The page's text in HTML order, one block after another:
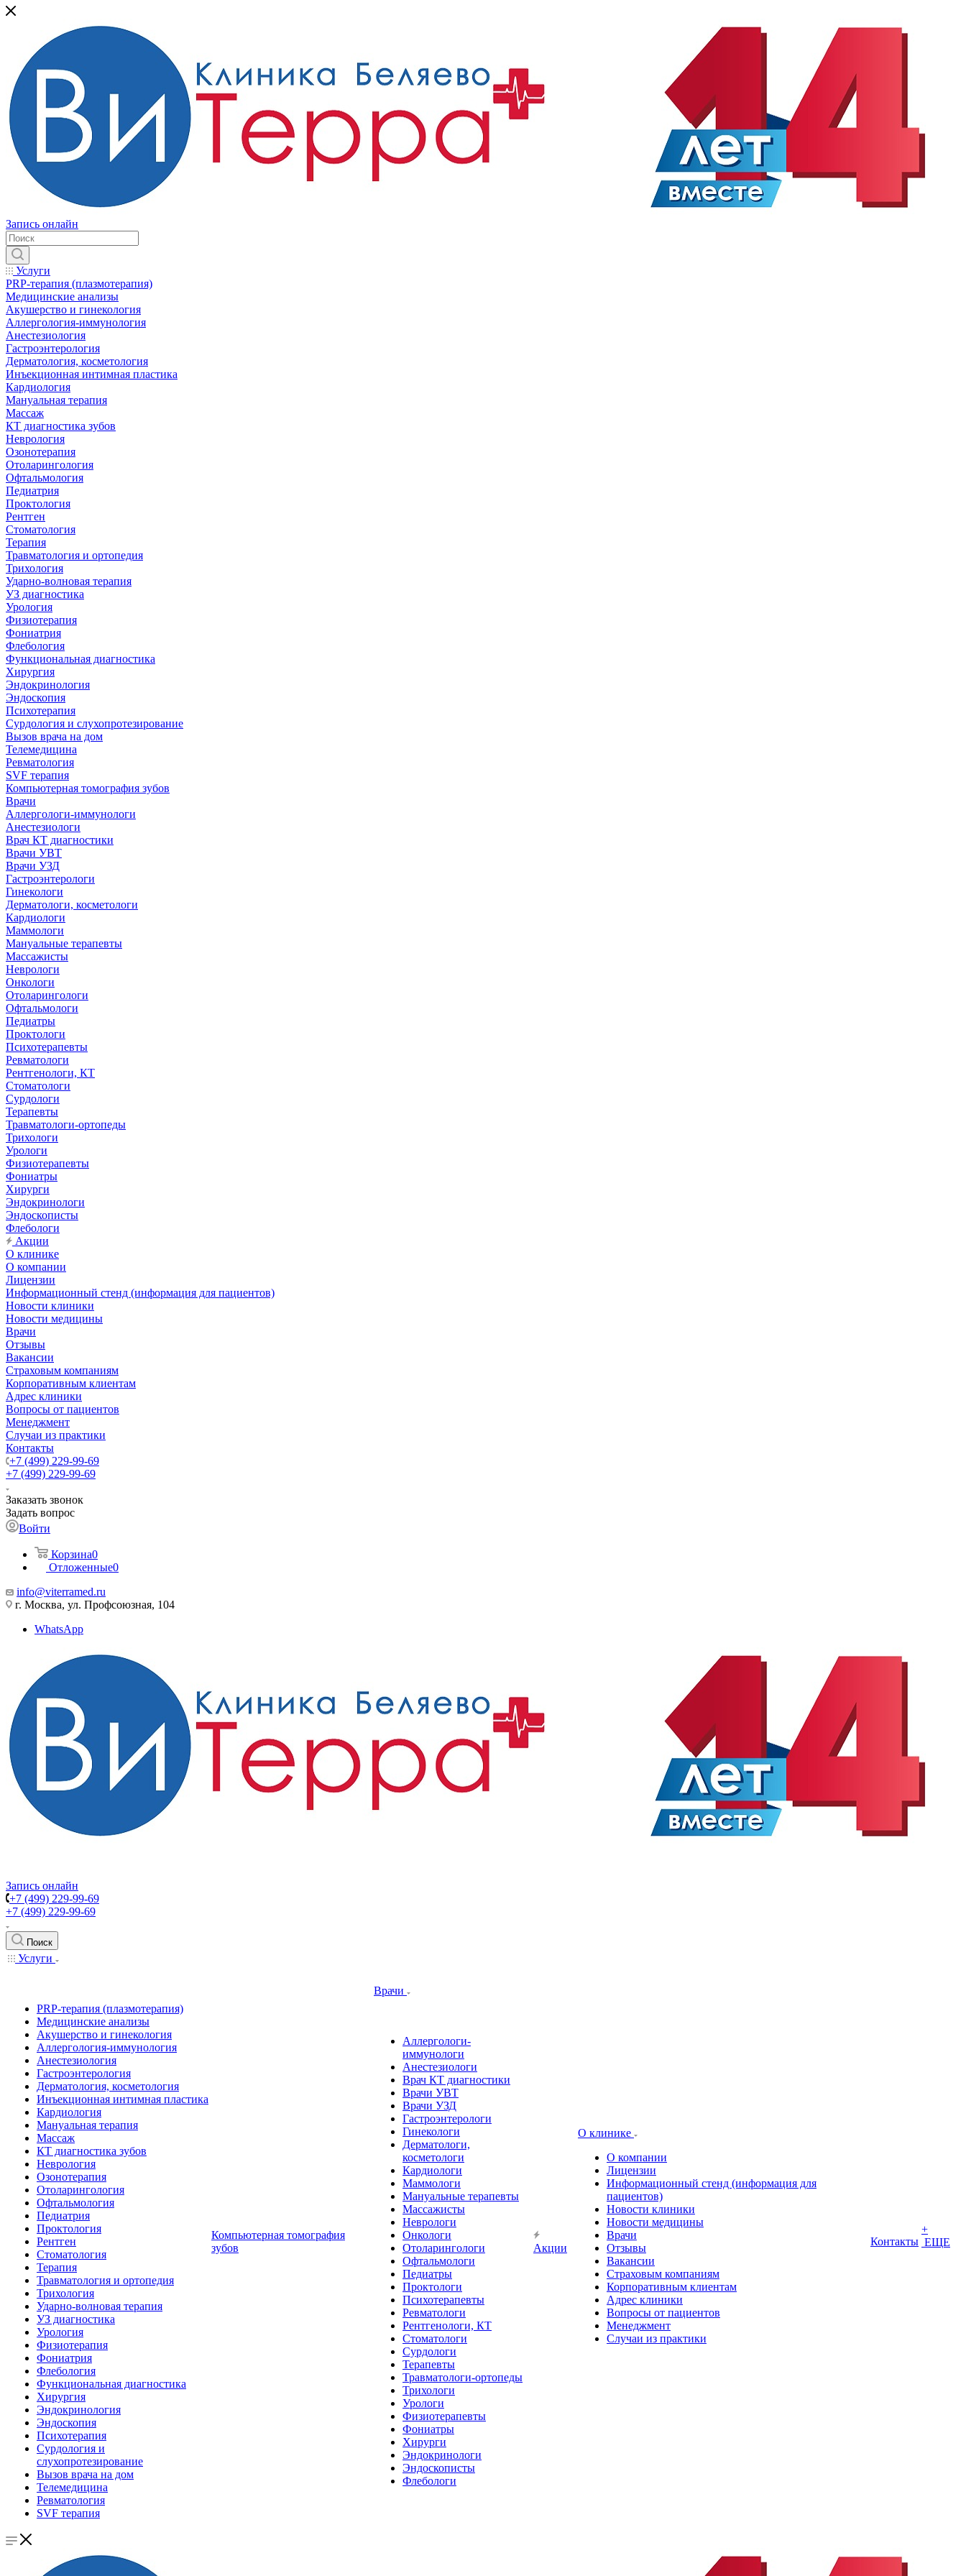
Запись онлайн
Услуги
PRP-терапия (плазмотерапия)
Медицинские анализы
Акушерство и гинекология
Аллергология-иммунология
Анестезиология
Гастроэнтерология
Дерматология, косметология
Инъекционная интимная пластика
Кардиология
Мануальная терапия
Массаж
КТ диагностика зубов
Неврология
Озонотерапия
Отоларингология
Офтальмология
Педиатрия
Проктология
Рентген
Стоматология
Терапия
Травматология и ортопедия
Трихология
Ударно-волновая терапия
УЗ диагностика
Урология
Физиотерапия
Фониатрия
Флебология
Функциональная диагностика
Хирургия
Эндокринология
Эндоскопия
Психотерапия
Сурдология и слухопротезирование
Вызов врача на дом
Телемедицина
Ревматология
SVF терапия
Компьютерная томография зубов
Врачи
Аллергологи-иммунологи
Анестезиологи
Врач КТ диагностики
Врачи УВТ
Врачи УЗД
Гастроэнтерологи
Гинекологи
Дерматологи, косметологи
Кардиологи
Маммологи
Мануальные терапевты
Массажисты
Неврологи
Онкологи
Отоларингологи
Офтальмологи
Педиатры
Проктологи
Психотерапевты
Ревматологи
Рентгенологи, КТ
Стоматологи
Сурдологи
Терапевты
Травматологи-ортопеды
Трихологи
Урологи
Физиотерапевты
Фониатры
Хирурги
Эндокринологи
Эндоскописты
Флебологи
Акции
О клинике
О компании
Лицензии
Информационный стенд (информация для пациентов)
Новости клиники
Новости медицины
Врачи
Отзывы
Вакансии
Страховым компаниям
Корпоративным клиентам
Адрес клиники
Вопросы от пациентов
Менеджмент
Случаи из практики
Контакты
+7 (499) 229-99-69
+7 (499) 229-99-69
Заказать звонок
Задать вопрос
Войти
Корзина0
Отложенные0
info@viterramed.ru
г. Москва, ул. Профсоюзная, 104
WhatsApp
Запись онлайн
+7 (499) 229-99-69
+7 (499) 229-99-69
Поиск
Услуги
PRP-терапия (плазмотерапия)
Медицинские анализы
Акушерство и гинекология
Аллергология-иммунология
Анестезиология
Гастроэнтерология
Дерматология, косметология
Инъекционная интимная пластика
Кардиология
Мануальная терапия
Массаж
КТ диагностика зубов
Неврология
Озонотерапия
Отоларингология
Офтальмология
Педиатрия
Проктология
Рентген
Стоматология
Терапия
Травматология и ортопедия
Трихология
Ударно-волновая терапия
УЗ диагностика
Урология
Физиотерапия
Фониатрия
Флебология
Функциональная диагностика
Хирургия
Эндокринология
Эндоскопия
Психотерапия
Сурдология и
слухопротезирование
Вызов врача на дом
Телемедицина
Ревматология
SVF терапия
Компьютерная томография
зубов
Врачи
Аллергологи-
иммунологи
Анестезиологи
Врач КТ диагностики
Врачи УВТ
Врачи УЗД
Гастроэнтерологи
Гинекологи
Дерматологи,
косметологи
Кардиологи
Маммологи
Мануальные терапевты
Массажисты
Неврологи
Онкологи
Отоларингологи
Офтальмологи
Педиатры
Проктологи
Психотерапевты
Ревматологи
Рентгенологи, КТ
Стоматологи
Сурдологи
Терапевты
Травматологи-ортопеды
Трихологи
Урологи
Физиотерапевты
Фониатры
Хирурги
Эндокринологи
Эндоскописты
Флебологи
Акции
О клинике
О компании
Лицензии
Информационный стенд (информация для
пациентов)
Новости клиники
Новости медицины
Врачи
Отзывы
Вакансии
Страховым компаниям
Корпоративным клиентам
Адрес клиники
Вопросы от пациентов
Менеджмент
Случаи из практики
Контакты
+
ЕЩЕ